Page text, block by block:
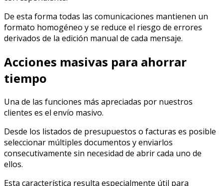
De esta forma todas las comunicaciones mantienen un
formato homogéneo y se reduce el riesgo de errores
derivados de la edición manual de cada mensaje.
Acciones masivas para ahorrar
tiempo
Una de las funciones más apreciadas por nuestros
clientes es el envío masivo.
Desde los listados de presupuestos o facturas es posible
seleccionar múltiples documentos y enviarlos
consecutivamente sin necesidad de abrir cada uno de
ellos.
Esta característica resulta especialmente útil para